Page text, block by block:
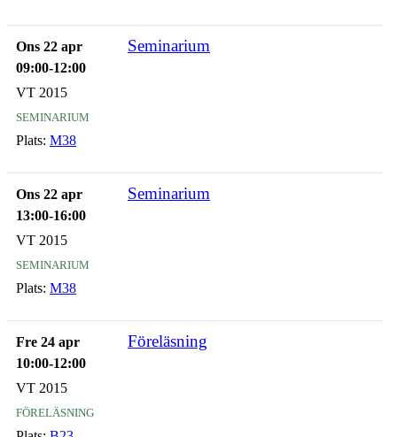
Ons 22 apr
09:00-12:00
Seminarium
VT 2015
seminarium
Plats: M38
Ons 22 apr
13:00-16:00
Seminarium
VT 2015
seminarium
Plats: M38
Fre 24 apr
10:00-12:00
Föreläsning
VT 2015
föreläsning